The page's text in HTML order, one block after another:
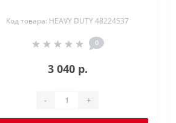
Код товара: HEAVY DUTY 48224537
0
3 040 р.
- +